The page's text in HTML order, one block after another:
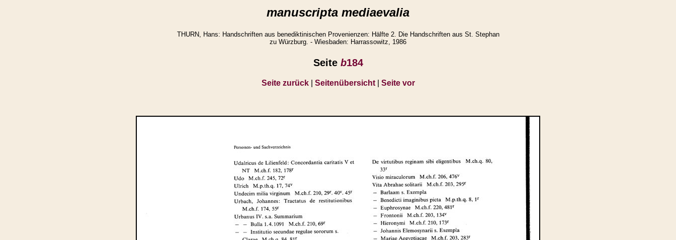
manuscripta mediaevalia
THURN, Hans: Handschriften aus benediktinischen Provenienzen: Hälfte 2. Die Handschriften aus St. Stephan
zu Würzburg. - Wiesbaden: Harrassowitz, 1986
Seite b184
Seite zurück| Seitenübersicht| Seite vor